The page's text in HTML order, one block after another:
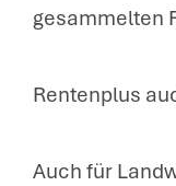
gesammelten
Rentenplus
Auch für